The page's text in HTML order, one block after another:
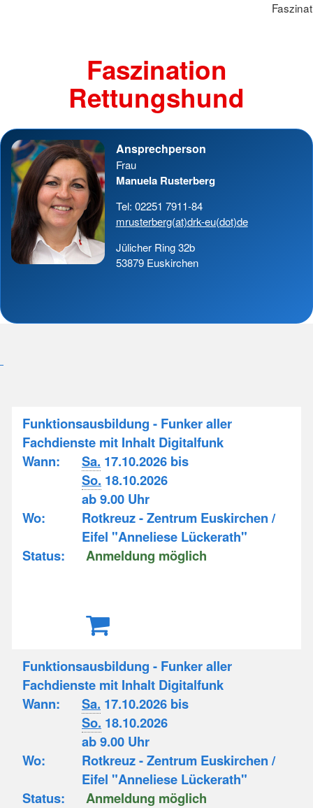
Faszination
Rettungshund
Ansprechperson
Frau
Manuela Rusterberg
Tel: 02251 7911-84
mrusterberg(at)drk-eu(dot)de
Jülicher Ring 32b
53879 Euskirchen
Funktionsausbildung - Funker aller
Fachdienste mit Inhalt Digitalfunk
Wann:
Sa. 17.10.2026 bis
So. 18.10.2026
ab 9.00 Uhr
Wo:
Rotkreuz - Zentrum Euskirchen /
Eifel "Anneliese Lückerath"
Status:
Anmeldung möglich
Funktionsausbildung - Funker aller
Fachdienste mit Inhalt Digitalfunk
Wann:
Sa. 17.10.2026 bis
So. 18.10.2026
ab 9.00 Uhr
Wo:
Rotkreuz - Zentrum Euskirchen /
Eifel "Anneliese Lückerath"
Status:
Anmeldung möglich